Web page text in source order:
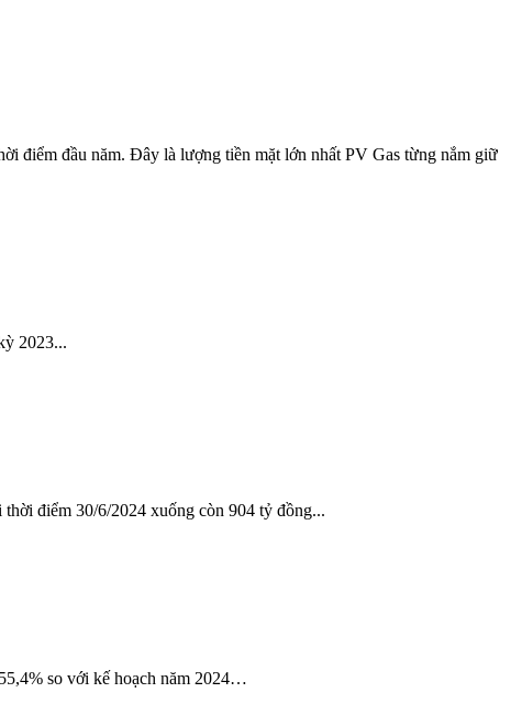
điểm đầu năm. Đây là lượng tiền mặt lớn nhất PV Gas từng nắm giữ
2023...
điểm 30/6/2024 xuống còn 904 tỷ đồng...
so với kế hoạch năm 2024…